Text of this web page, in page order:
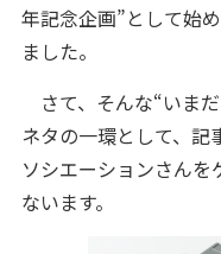
年記念企画”として始
ました。
さて、そんな“いま
ネタの一環として、記
ソシエーションさん
ないます。